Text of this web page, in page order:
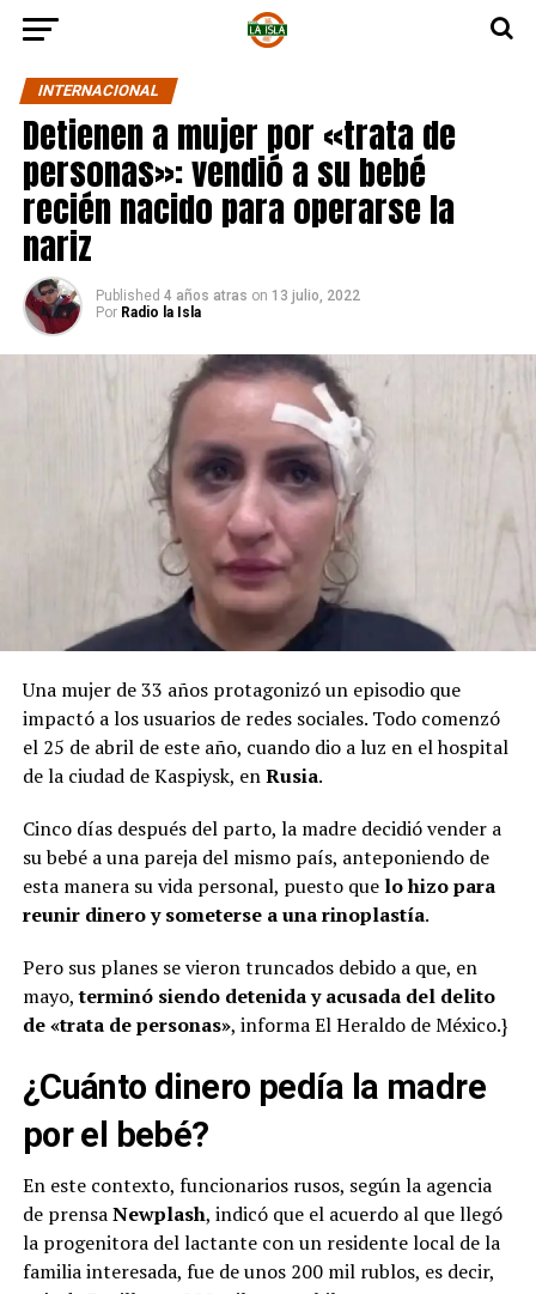
INTERNACIONAL
Detienen a mujer por «trata de
personas»: vendió a su bebé
recién nacido para operarse la
nariz
Published 4 años atras on 13 julio, 2022
Por Radio la Isla
Una mujer de 33 años protagonizó un episodio que
impactó a los usuarios de redes sociales. Todo comenzó
el 25 de abril de este año, cuando dio a luz en el hospital
de la ciudad de Kaspiysk, enRusia.
Cinco días después del parto, la madre decidió vender a
su bebé a una pareja del mismo país, anteponiendo de
esta manera su vida personal, puesto que lo hizo para
reunir dinero y someterse a una rinoplastía.
Pero sus planes se vieron truncados debido a que, en
mayo,terminó siendo detenida y acusada del delito
de «trata de personas», informa El Heraldo de México.}
¿Cuánto dinero pedía la madre
por el bebé?
En este contexto, funcionarios rusos, según la agencia
de prensaNewplash, indicó que el acuerdo al que llegó
la progenitora del lactante con un residente local de la
familia interesada, fue de unos 200 mil rublos, es decir,